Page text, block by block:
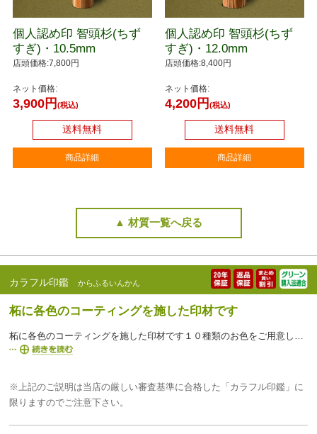
個人認め印 智頭杉(ちず
すぎ)・10.5mm
店頭価格:7,800円
ネット価格:
3,900円 (税込)
送料無料
商品詳細
個人認め印 智頭杉(ちず
すぎ)・12.0mm
店頭価格:8,400円
ネット価格:
4,200円 (税込)
送料無料
商品詳細
▲ 材質一覧へ戻る
カラフル印鑑 からふるいんかん
柘に各色のコーティングを施した印材です
※上記のご説明は当店の厳しい審査基準に合格した「カラフル印鑑」に
限りますのでご注意下さい。